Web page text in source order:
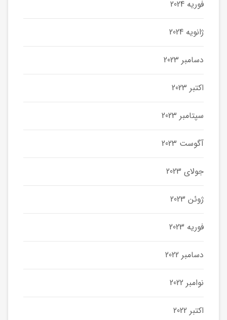
فوریه 2024
ژانویه 2024
دسامبر 2023
اکتبر 2023
سپتامبر 2023
آگوست 2023
جولای 2023
ژوئن 2023
فوریه 2023
دسامبر 2022
نوامبر 2022
اکتبر 2022